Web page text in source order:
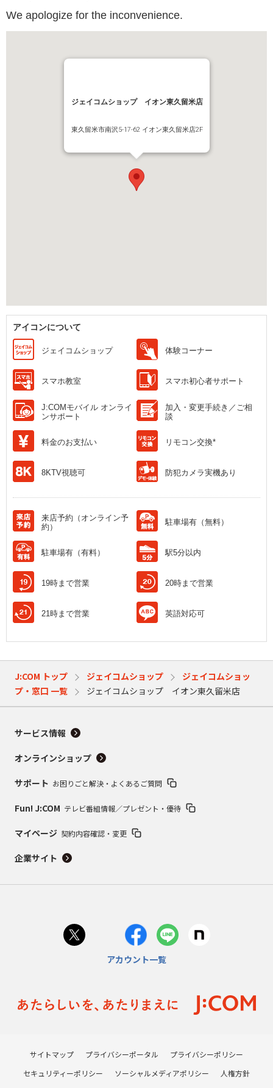
We apologize for the inconvenience.
ジェイコムショップ イオン東久留米店
東久留米市南沢5-17-62 イオン東久留米店2F
アイコンについて
ジェイコムショップ 体験コーナー
スマホ教室 スマホ初心者サポート
J:COMモバイル オンライ
ンサポート
加入・変更手続き／ご相
談
料金のお支払い リモコン交換*
8KTV視聴可 防犯カメラ実機あり
来店予約（オンライン予
約）
駐車場有（無料）
駐車場有（有料） 駅5分以内
19時まで営業 20時まで営業
21時まで営業 英語対応可
J:COM トップ ジェイコムショップ
ジェイコムショッ
プ・窓口 一覧
ジェイコムショップ イオン東久留米店
サービス情報
オンラインショップ
サポート お困りごと解決・よくあるご質問
Fun! J:COM テレビ番組情報／プレゼント・優待
マイページ 契約内容確認・変更
企業サイト
アカウント一覧
サイトマップ プライバシーポータル
プライバシーポリシー
セキュリティーポリシー
ソーシャルメディアポリシー
人権方針